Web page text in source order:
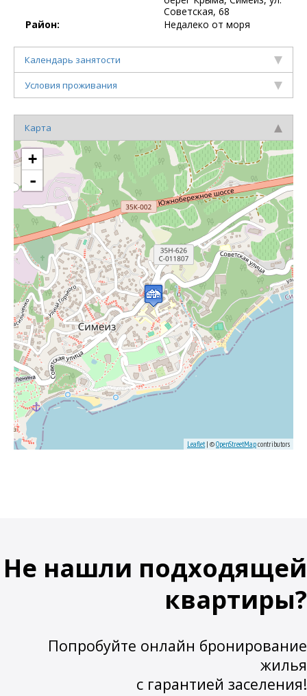
Советская, 68
Район:
Недалеко от моря
Календарь занятости
Условия проживания
Карта
+
-
Leaflet| ©OpenStreetMapcontributors
Не нашли подходящей
квартиры?
Попробуйте онлайн бронирование
жилья
с гарантией заселения!